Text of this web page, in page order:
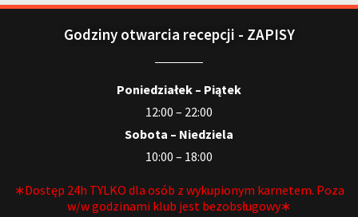
Godziny otwarcia recepcji - ZAPISY
Poniedziałek – Piątek
12:00 – 22:00
Sobota – Niedziela
10:00 – 18:00
∗Dostęp 24h TYLKO dla osób z wykupionym karnetem. Poza
w/w godzinami klub jest bezobsługowy∗